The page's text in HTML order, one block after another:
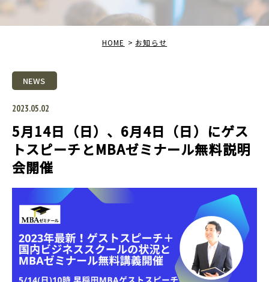
HOME お知らせ
NEWS
2023.05.02
5月14日（日）、6月4日（日）にゲス
トスピーチとMBAゼミナール無料説明
会開催